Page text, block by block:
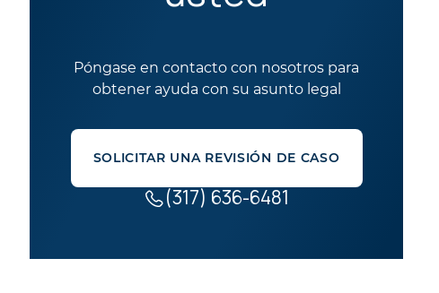
Póngase en contacto con nosotros para
obtener ayuda con su asunto legal
SOLICITAR UNA REVISIÓN DE CASO
(317) 636-6481